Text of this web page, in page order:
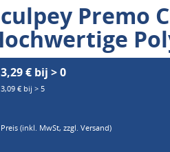
Premo
3,29 € bij > 0
3,09 € bij > 5
Preis (inkl. MwSt,zzgl. Versand)